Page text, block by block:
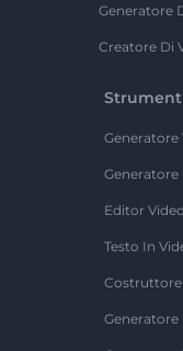
Generatore
Creatore Di
Generatore
Generatore
Editor
Testo In
Costruttore
Generatore